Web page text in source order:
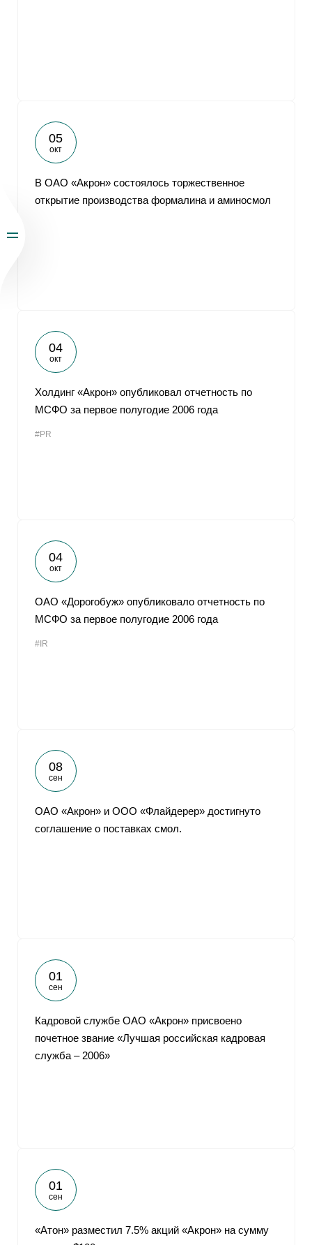
05
окт
В ОАО «Акрон» состоялось торжественное
открытие производства формалина и аминосмол
04
окт
Холдинг «Акрон» опубликовал отчетность по
МСФО за первое полугодие 2006 года
#PR
04
окт
ОАО «Дорогобуж» опубликовало отчетность по
МСФО за первое полугодие 2006 года
#IR
08
сен
ОАО «Акрон» и ООО «Флайдерер» достигнуто
соглашение о поставках смол.
01
сен
Кадровой службе ОАО «Акрон» присвоено
почетное звание «Лучшая российская кадровая
служба – 2006»
01
сен
«Атон» разместил 7.5% акций «Акрон» на сумму